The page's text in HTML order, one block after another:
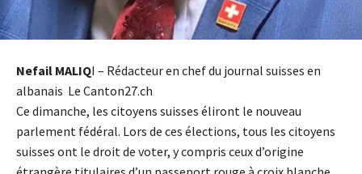
Nefail MALIQI – Rédacteur en chef du journal suisses en
albanais Le Canton27.ch
Ce dimanche, les citoyens suisses éliront le nouveau
parlement fédéral. Lors de ces élections, tous les citoyens
suisses ont le droit de voter, y compris ceux d’origine